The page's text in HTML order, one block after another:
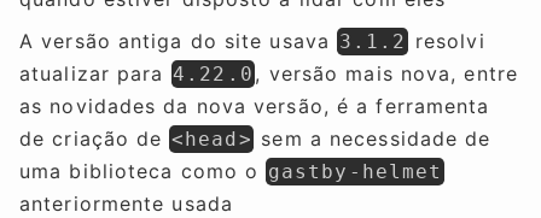
A versão antiga do site usava 3.1.2 resolvi
atualizar para 4.22.0 , versão mais nova, entre
as novidades da nova versão, é a ferramenta
de criação de <head> sem a necessidade de
uma biblioteca como o gastby-helmet
anteriormente usada